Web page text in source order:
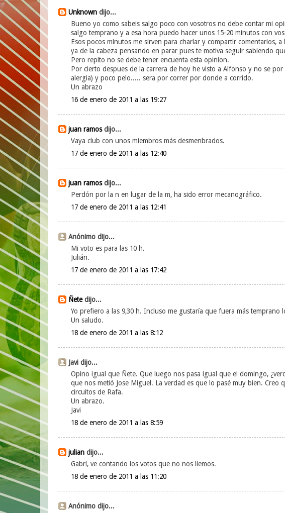
Unknowndijo...
Bueno yo como sabeis salgo poco con vosotros no debe contar mi
salgo temprano y a esa hora puedo hacer unos 15-20 minutos con
Esos pocos minutos me sirven para charlar y compartir comentarios,
ya de la cabeza pensando en parar pues te motiva seguir sabiendo
Pero repito no se debe tener encuenta esta opinion.
Por cierto despues de la carrera de hoy he visto a Alfonso y no se
alergia) y poco pelo..... sera por correr por donde a corrido.
Un abrazo
16 de enero de 2011 a las 19:27
juan ramosdijo...
Vaya club con unos miembros más desmenbrados.
17 de enero de 2011 a las 12:40
juan ramosdijo...
Perdón por la n en lugar de la m, ha sido error mecanográfico.
17 de enero de 2011 a las 12:41
Anónimo dijo...
Mi voto es para las 10 h.
Julián.
17 de enero de 2011 a las 17:42
Ñetedijo...
Yo prefiero a las 9,30 h. Incluso me gustaría que fuera más temprano
Un saludo.
18 de enero de 2011 a las 8:12
Javi dijo...
Opino igual que Ñete. Que luego nos pasa igual que el domingo,
que nos metió Jose Miguel. La verdad es que lo pasé muy bien.
circuitos de Rafa.
Un abrazo.
Javi
18 de enero de 2011 a las 8:59
juliandijo...
Gabri, ve contando los votos que no nos liemos.
18 de enero de 2011 a las 11:20
Anónimo dijo...